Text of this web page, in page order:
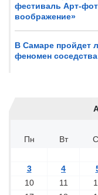
фестиваль Арт-
воображение»
В Самаре пройдет
феномен
Пн
Вт
3
4
10
11